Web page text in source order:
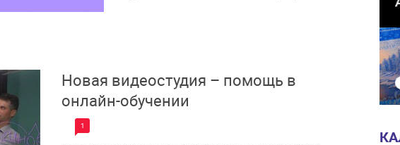
Новая видеостудия – помощь в
онлайн-обучении
1